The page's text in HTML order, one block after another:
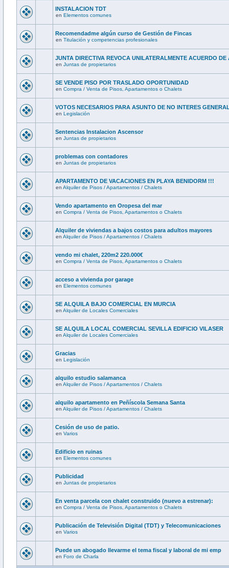
INSTALACION TDT
en Elementos comunes
Recomendadme algún curso de Gestión de Fincas
en Titulación y competencias profesionales
JUNTA DIRECTIVA REVOCA UNILATERALMENTE ACUERDO DE
en Juntas de propietarios
SE VENDE PISO POR TRASLADO OPORTUNIDAD
en Compra / Venta de Pisos, Apartamentos o Chalets
VOTOS NECESARIOS PARA ASUNTO DE NO INTERES
en Legislación
Sentencias Instalacion Ascensor
en Juntas de propietarios
problemas con contadores
en Juntas de propietarios
APARTAMENTO DE VACACIONES EN PLAYA BENIDORM !!!
en Alquiler de Pisos / Apartamentos / Chalets
Vendo apartamento en Oropesa del mar
en Compra / Venta de Pisos, Apartamentos o Chalets
Alquiler de viviendas a bajos costos para adultos mayores
en Alquiler de Pisos / Apartamentos / Chalets
vendo mi chalet, 220m2 220.000€
en Compra / Venta de Pisos, Apartamentos o Chalets
acceso a vivienda por garage
en Elementos comunes
SE ALQUILA BAJO COMERCIAL EN MURCIA
en Alquiler de Locales Comerciales
SE ALQUILA LOCAL COMERCIAL SEVILLA EDIFICIO VILASER
en Alquiler de Locales Comerciales
Gracias
en Legislación
alquilo estudio salamanca
en Alquiler de Pisos / Apartamentos / Chalets
alquilo apartamento en Peñíscola Semana Santa
en Alquiler de Pisos / Apartamentos / Chalets
Cesión de uso de patio.
en Varios
Edificio en ruinas
en Elementos comunes
Publicidad
en Juntas de propietarios
En venta parcela con chalet construido (nuevo a estrenar):
en Compra / Venta de Pisos, Apartamentos o Chalets
Publicación de Televisión Digital (TDT) y Telecomunicaciones
en Varios
Puede un abogado llevarme el tema fiscal y laboral de mi emp
en Foro de Charla